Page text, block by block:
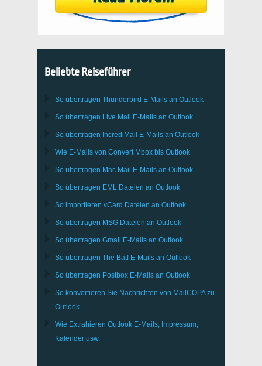
Beliebte Reiseführer
So übertragen Thunderbird E-Mails an Outlook
So übertragen Live Mail E-Mails an Outlook
So übertragen IncrediMail E-Mails an Outlook
Wie E-Mails von Convert Mbox bis Outlook
So übertragen Mac Mail E-Mails an Outlook
So übertragen EML Dateien an Outlook
So importieren vCard Dateien an Outlook
So übertragen MSG Dateien an Outlook
So übertragen Gmail E-Mails an Outlook
So übertragen The Bat! E-Mails an Outlook
So übertragen Postbox E-Mails an Outlook
So konvertieren Sie Nachrichten von MailCOPAzu
Outlook
Wie Extrahieren Outlook E-Mails, Impressum,
Kalender usw.